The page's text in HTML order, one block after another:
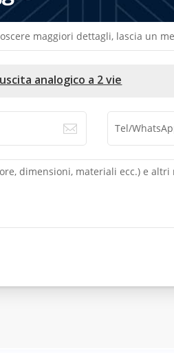
maggiori dettagli, lascia un
analogico a 2 vie